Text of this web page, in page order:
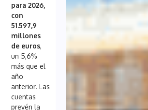
para 2026,
con
51.597,9
millones
de euros,
un 5,6%
más que el
año
anterior. Las
cuentas
prevén la